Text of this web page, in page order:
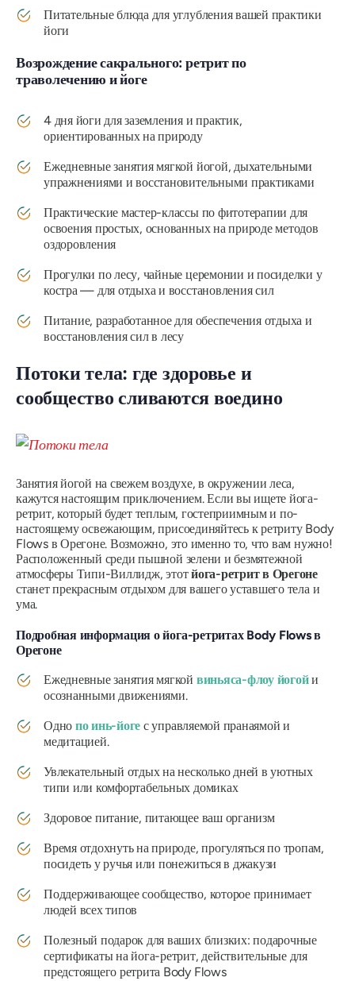
Питательные блюда для углубления вашей практики
йоги
Возрождение сакрального: ретрит по
траволечению и йоге
4 дня йоги для заземления и практик,
ориентированных на природу
Ежедневные занятия мягкой йогой, дыхательными
упражнениями и восстановительными практиками
Практические мастер-классы по фитотерапии для
освоения простых, основанных на природе методов
оздоровления
Прогулки по лесу, чайные церемонии и посиделки у
костра — для отдыха и восстановления сил
Питание, разработанное для обеспечения отдыха и
восстановления сил в лесу
Потоки тела: где здоровье и
сообщество сливаются воедино
Занятия йогой на свежем воздухе, в окружении леса,
кажутся настоящим приключением. Если вы ищете йога-
ретрит, который будет теплым, гостеприимным и по-
настоящему освежающим, присоединяйтесь к ретриту Body
Flows в Орегоне. Возможно, это именно то, что вам нужно!
Расположенный среди пышной зелени и безмятежной
атмосферы Типи-Виллидж, этотйога-ретрит в Орегоне
станет прекрасным отдыхом для вашего уставшего тела и
ума.
Подробная информация о йога-ретритах Body Flows в
Орегоне
Ежедневные занятия мягкой виньяса-флоу йогойи
осознанными движениями.
Одно по инь-йоге с управляемой пранаямой и
медитацией.
Увлекательный отдых на несколько дней в уютных
типи или комфортабельных домиках
Здоровое питание, питающее ваш организм
Время отдохнуть на природе, прогуляться по тропам,
посидеть у ручья или понежиться в джакузи
Поддерживающее сообщество, которое принимает
людей всех типов
Полезный подарок для ваших близких: подарочные
сертификаты на йога-ретрит, действительные для
предстоящего ретрита Body Flows